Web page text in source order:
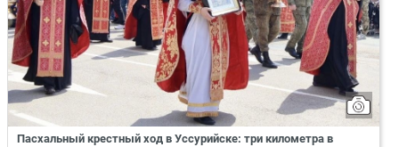
Пасхальный крестный ход в Уссурийске: три километра в